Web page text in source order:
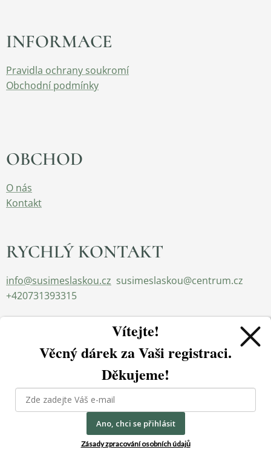
INFORMACE
Pravidla ochrany soukromí
Obchodní podmínky
OBCHOD
O nás
Kontakt
RYCHLÝ KONTAKT
info@susimeslaskou.cz susimeslaskou@centrum.cz
+420731393315
2023 Sušíme s láskou.cz - všechna práva vyhrazena
Používáme cookies, abychom zajistili správné fungování a
bezpečnost našich stránek. Tím vám můžeme zajistit tu
nejlepší zkušenost při jejich návštěvě.
Vítejte!
Věcný dárek zaVaši registraci.
Děkujeme!
Ano, chci se přihlásit
Zásady zpracování osobních údajů